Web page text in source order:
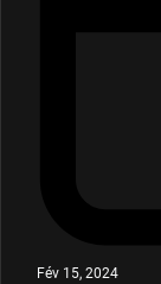
Fév 15, 2024